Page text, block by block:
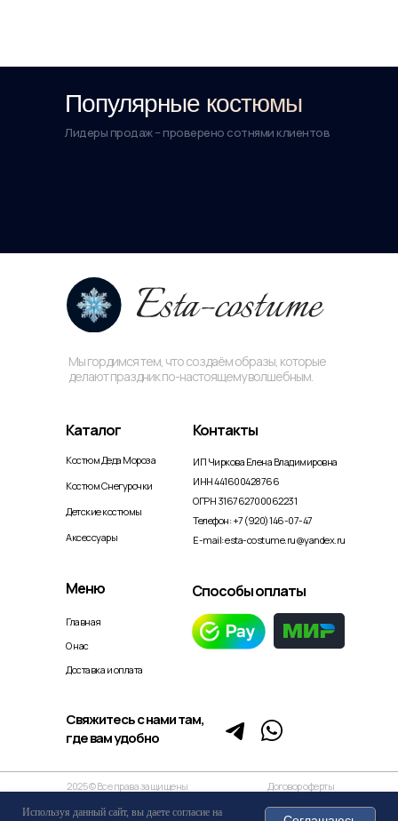
Используя данный сайт, вы даете согласие на
Популярные костюмы
Лидеры продаж – проверено сотнями клиентов
Мы гордимся тем, что создаём образы, которые
делают праздник по-настоящему волшебным.
ИП Чиркова Елена Владимировна
ИНН 441600428766
ОГРН 316762700062231
Телефон: +7 (920) 146-07-47
E-mail: esta-costume.ru@yandex.ru
Доставка и оплата
О нас
Главная
Аксессуары
Детские костюмы
Политика возврата и обмена
Договор оферты
2025 © Все права защищены
Костюм Снегурочки
Костюм Деда Мороза
Меню
Контакты
Каталог
Свяжитесь с нами там,
где вам удобно
Способы оплаты